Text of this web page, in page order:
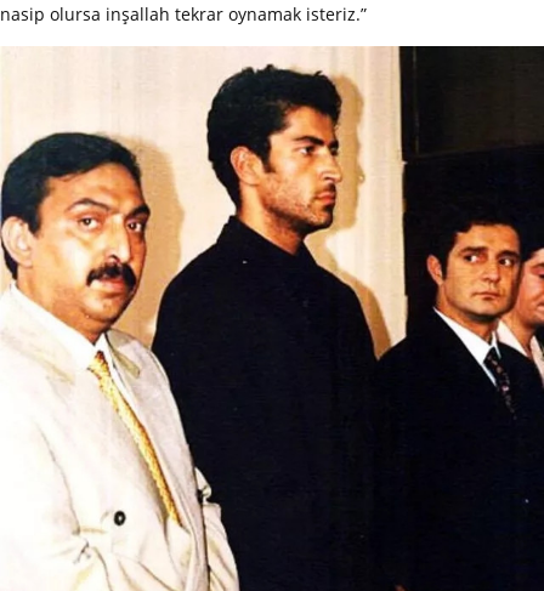
nasip olursa inşallah tekrar oynamak isteriz.”